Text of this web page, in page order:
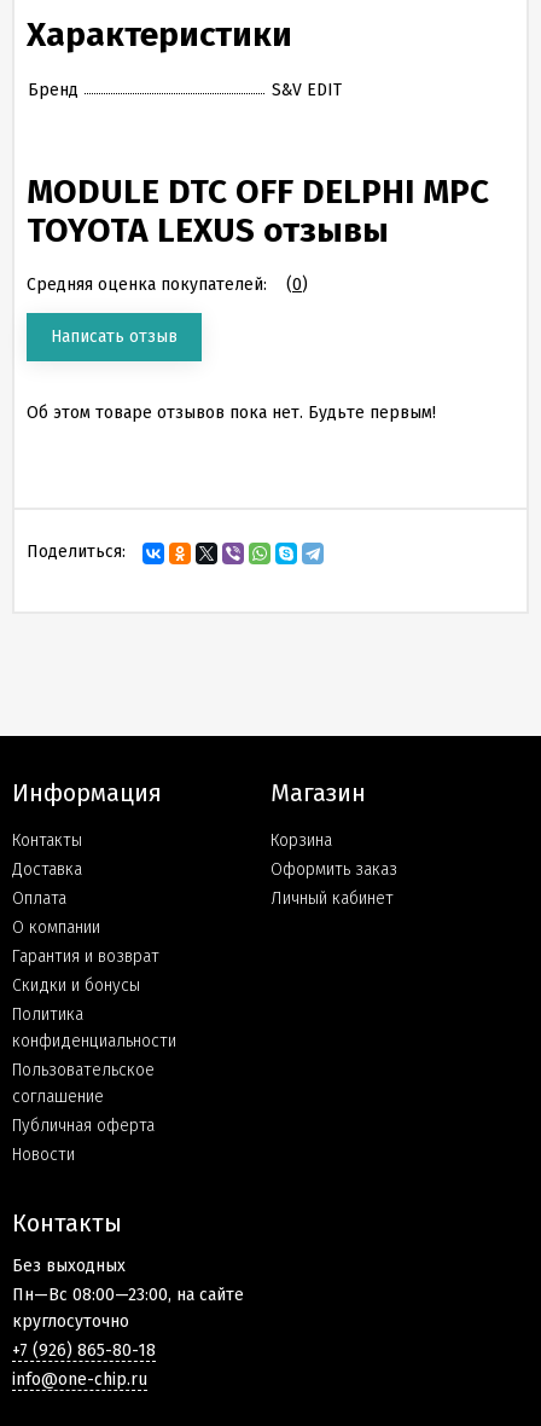
Характеристики
Бренд S&V EDIT
MODULE DTC OFF DELPHI MPC
TOYOTA LEXUS отзывы
Средняя оценка покупателей: (0)
Написать отзыв
Об этом товаре отзывов пока нет. Будьте первым!
Поделиться:
Информация
Контакты
Доставка
Оплата
О компании
Гарантия и возврат
Скидки и бонусы
Политика
конфиденциальности
Пользовательское
соглашение
Публичная оферта
Новости
Магазин
Корзина
Оформить заказ
Личный кабинет
Контакты
Без выходных
Пн—Вс 08:00—23:00, на сайте
круглосуточно
+7 (926) 865-80-18
info@one-chip.ru